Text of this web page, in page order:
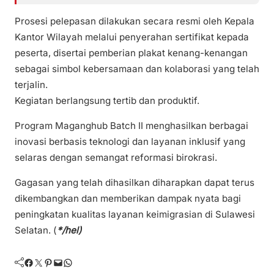
Prosesi pelepasan dilakukan secara resmi oleh Kepala
Kantor Wilayah melalui penyerahan sertifikat kepada
peserta, disertai pemberian plakat kenang-kenangan
sebagai simbol kebersamaan dan kolaborasi yang telah
terjalin.
Kegiatan berlangsung tertib dan produktif.
Program Maganghub Batch II menghasilkan berbagai
inovasi berbasis teknologi dan layanan inklusif yang
selaras dengan semangat reformasi birokrasi.
Gagasan yang telah dihasilkan diharapkan dapat terus
dikembangkan dan memberikan dampak nyata bagi
peningkatan kualitas layanan keimigrasian di Sulawesi
Selatan. (*/hel)
Facebook Twitter Pinterest Mail WhatsApp